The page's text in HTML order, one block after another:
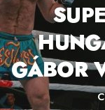
GÁBOR